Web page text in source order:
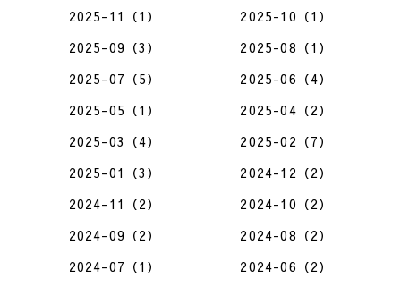
2025-11（1）
2025-10（1）
2025-09（3）
2025-08（1）
2025-07（5）
2025-06（4）
2025-05（1）
2025-04（2）
2025-03（4）
2025-02（7）
2025-01（3）
2024-12（2）
2024-11（2）
2024-10（2）
2024-09（2）
2024-08（2）
2024-07（1）
2024-06（2）